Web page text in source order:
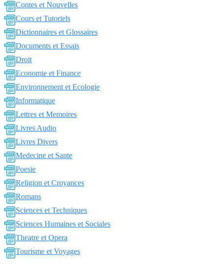
Contes et Nouvelles
Cours et Tutoriels
Dictionnaires et Glossaires
Documents et Essais
Droit
Economie et Finance
Environnement et Ecologie
Informatique
Lettres et Memoires
Livres Audio
Livres Divers
Medecine et Sante
Poesie
Religion et Croyances
Romans
Sciences et Techniques
Sciences Humaines et Sociales
Theatre et Opera
Tourisme et Voyages